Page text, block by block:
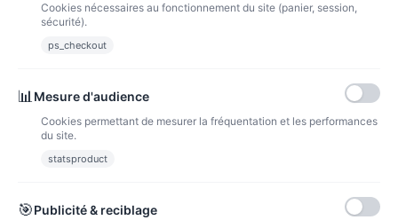
Nom, A à Z
Cookies nécessaires au fonctionnement du site (panier, session,
sécurité).
ps_checkout
📊 Mesure d'audience
Cookies permettant de mesurer la fréquentation et les performances
du site.
statsproduct
🎯Publicité & reciblage